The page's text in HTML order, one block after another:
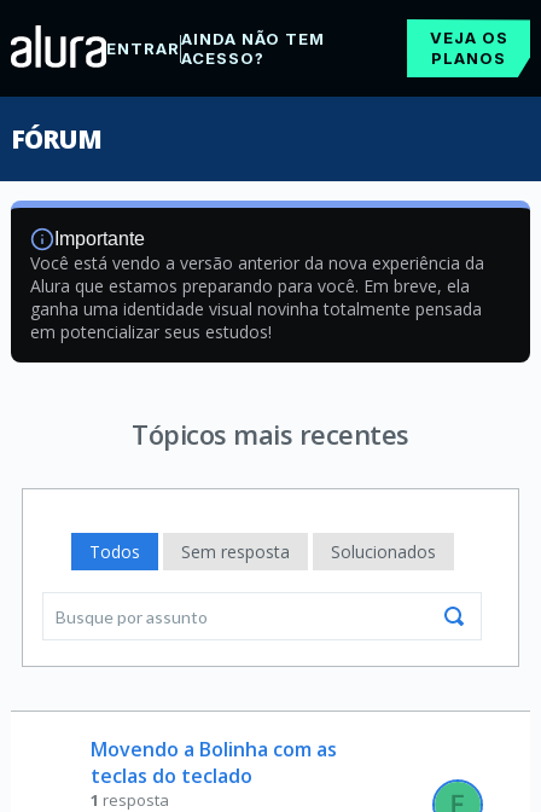
ENTRARAINDA NÃO TEM
ACESSO?
VEJA OS
PLANOS
FÓRUM
Importante
Você está vendo a versão anterior da nova experiência da
Alura que estamos preparando para você. Em breve, ela
ganha uma identidade visual novinha totalmente pensada
em potencializar seus estudos!
Tópicos mais recentes
Todos Sem resposta Solucionados
Movendo a Bolinha com as
teclas do teclado
1 resposta